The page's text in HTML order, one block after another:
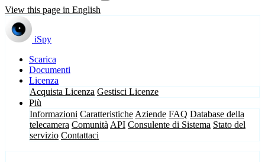
View this page in English
iSpy
Scarica
Documenti
Licenza
Acquista Licenza Gestisci Licenze
Più
Informazioni Caratteristiche Aziende FAQ Database della
telecamera Comunità API Consulente di Sistema Stato del
servizio Contattaci